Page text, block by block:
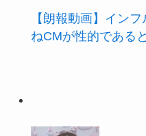
【朗報動画】イン
ねCMが性的である